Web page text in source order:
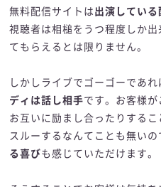
無料配信サイトは 出演してい
視聴者は相槌をうつ程度しか
てもらえるとは限りません。
しかしライブでゴーゴーであれ
ディは話し相手です。お客様が
お互いに励まし合ったりする
スルーするなんてことも無いの
る喜びも感じていただけます。